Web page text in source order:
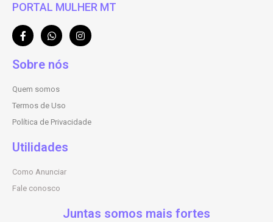
PORTAL MULHER MT
Sobre nós
Quem somos
Termos de Uso
Política de Privacidade
Utilidades
Como Anunciar
Fale conosco
Juntas somos mais fortes